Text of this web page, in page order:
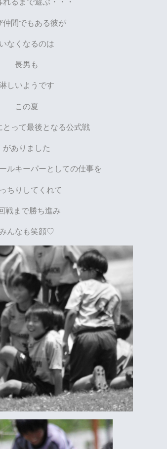
仲間でもある彼が
なくなるのは
長男も
しいようです
この夏
とって最後となる公式戦
がありました
ルキーパーとしての仕事を
ちりしてくれて
戦まで勝ち進み
んなも笑顔♡